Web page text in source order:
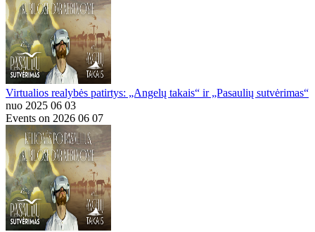
Virtualios realybės patirtys: „Angelų takais“ ir „Pasaulių sutvėrimas“
nuo 2025 06 03
Events on 2026 06 07